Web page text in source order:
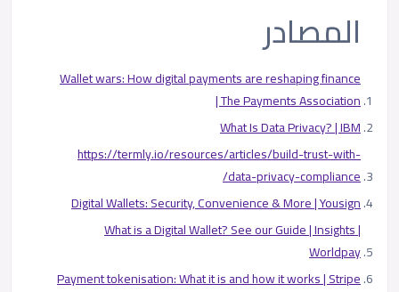
المصادر
Wallet wars: How digital payments are reshaping finance
| The Payments Association
What Is Data Privacy? | IBM
https://termly.io/resources/articles/build-trust-with-
data-privacy-compliance/
Digital Wallets: Security, Convenience & More | Yousign
What is a Digital Wallet? See our Guide | Insights |
Worldpay
Payment tokenisation: What it is and how it works | Stripe